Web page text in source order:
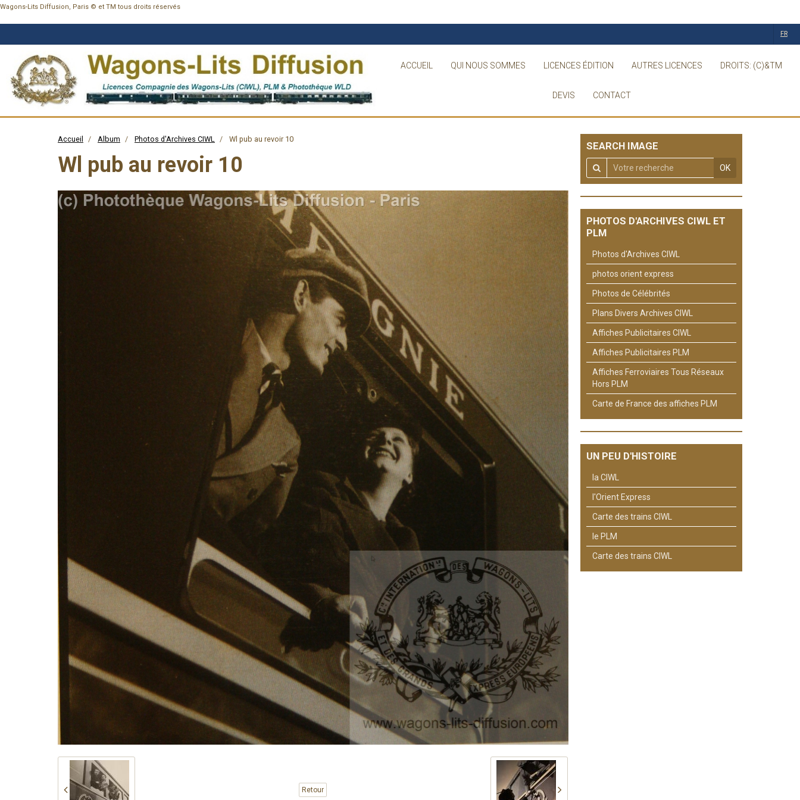
Wagons-Lits Diffusion, Paris © et TM tous droits réservés
ACCUEIL QUI NOUS SOMMES LICENCES ÉDITION AUTRES LICENCES DROITS: (C)&TM
DEVIS CONTACT
FR
Accueil Album Photos d'Archives CIWL Wl pub au revoir 10
Wl pub au revoir 10
Retour
SEARCH IMAGE
OK
PHOTOS D'ARCHIVES CIWL ET
PLM
Photos d'Archives CIWL
photos orient express
Photos de Célébrités
Plans Divers Archives CIWL
Affiches Publicitaires CIWL
Affiches Publicitaires PLM
Affiches Ferroviaires Tous Réseaux
Hors PLM
Carte de France des affiches PLM
UN PEU D'HISTOIRE
la CIWL
l'Orient Express
Carte des trains CIWL
le PLM
Carte des trains CIWL